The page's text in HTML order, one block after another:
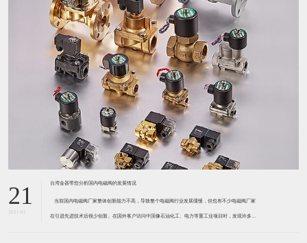
21
2021-01
台湾金器带您分析国内电磁阀的发展情况
​ 当前国内电磁阀厂家整体创新能力不高，导致整个电磁阀行业发展缓慢，但也有不少电磁阀厂家
在引进先进技术后很少创新。在国外客户访问中国像石油化工、电力等重工业项目时，发现许多项